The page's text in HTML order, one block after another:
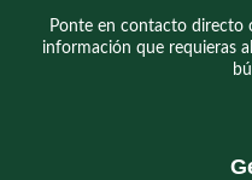
Ponte en contacto directo
información que requieras